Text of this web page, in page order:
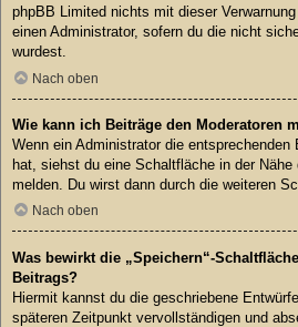
phpBB Limited nichts mit dieser
einen Administrator, sofern du die nicht
wurdest.
Nach oben
Wie kann ich Beiträge den Moderatoren
Wenn ein Administrator die entsprechenden
hat, siehst du eine Schaltfläche in der
melden. Du wirst dann durch die weiteren
Nach oben
Was bewirkt die „Speichern“-
Beitrags?
Hiermit kannst du die geschriebene
späteren Zeitpunkt vervollständigen und